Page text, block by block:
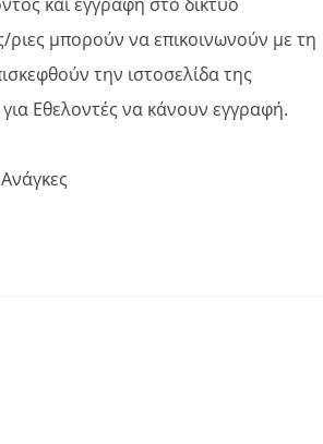
μπορούν να επικοινωνούν με τη
την ιστοσελίδα της
Εθελοντές να κάνουν εγγραφή.